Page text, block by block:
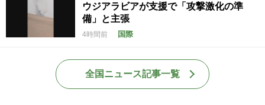
ウジアラビアが支援で「攻撃激化の準
備」と主張
4時間前 国際
全国ニュース記事一覧